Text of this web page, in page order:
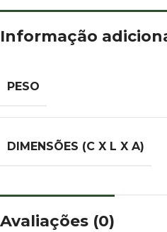
Informação
PESO
DIMENSÕES (C X L X A)
Avaliações (0)